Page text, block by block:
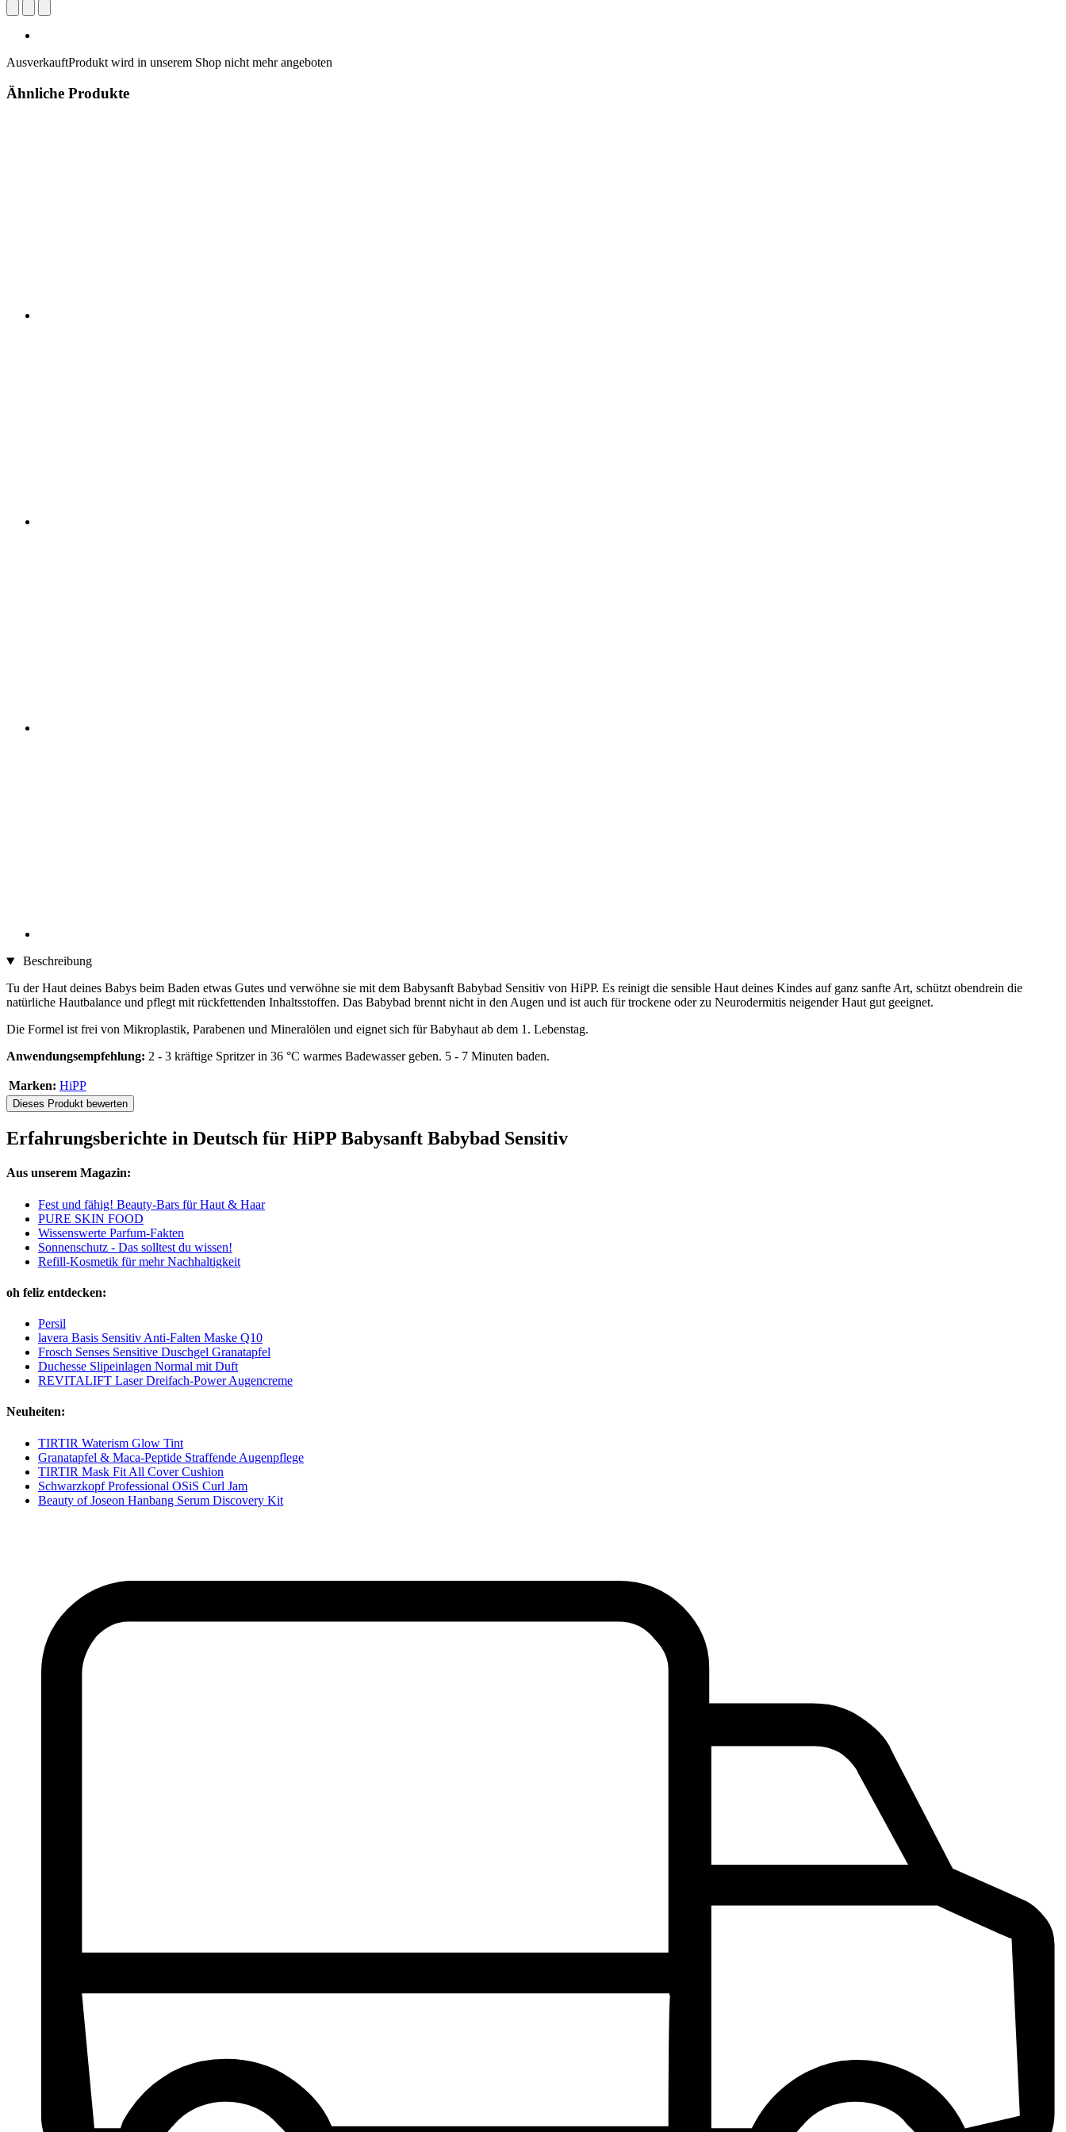
AusverkauftProdukt wird in unserem Shop nicht mehr angeboten
Ähnliche Produkte
Beschreibung
Tu der Haut deines Babys beim Baden etwas Gutes und verwöhne sie mit dem Babysanft Babybad Sensitiv von HiPP. Es reinigt die sensible Haut deines Kindes auf ganz sanfte Art, schützt obendrein die
natürliche Hautbalance und pflegt mit rückfettenden Inhaltsstoffen. Das Babybad brennt nicht in den Augen und ist auch für trockene oder zu Neurodermitis neigender Haut gut geeignet.
Die Formel ist frei von Mikroplastik, Parabenen und Mineralölen und eignet sich für Babyhaut ab dem 1. Lebenstag.
Anwendungsempfehlung: 2 - 3 kräftige Spritzer in 36 °C warmes Badewasser geben. 5 - 7 Minuten baden.
Marken: HiPP
Dieses Produkt bewerten
Erfahrungsberichte in Deutsch für HiPP Babysanft Babybad Sensitiv
Aus unserem Magazin:
Fest und fähig! Beauty-Bars für Haut & Haar
PURE SKIN FOOD
Wissenswerte Parfum-Fakten
Sonnenschutz - Das solltest du wissen!
Refill-Kosmetik für mehr Nachhaltigkeit
oh feliz entdecken:
Persil
lavera Basis Sensitiv Anti-Falten Maske Q10
Frosch Senses Sensitive Duschgel Granatapfel
Duchesse Slipeinlagen Normal mit Duft
REVITALIFT Laser Dreifach-Power Augencreme
Neuheiten:
TIRTIR Waterism Glow Tint
Granatapfel & Maca-Peptide Straffende Augenpflege
TIRTIR Mask Fit All Cover Cushion
Schwarzkopf Professional OSiS Curl Jam
Beauty of Joseon Hanbang Serum Discovery Kit